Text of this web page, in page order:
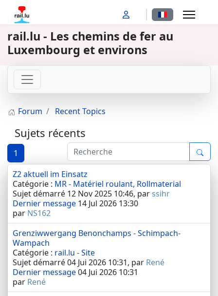
Sélectionnez
rail.lu - Les chemins de fer au
Luxembourg et environs
Forum Recent Topics
Sujets récents
1
Z2 aktuell im Einsatz
Catégorie : MR - Matériel roulant, Rollmaterial
Sujet démarré 12 Nov 2025 10:46, parssihr
Dernier message 14 Jul 2026 13:30
par NS162
Grenziwwergang Benonchamps - Schimpach-
Wampach
Catégorie : rail.lu - Site
Sujet démarré 04 Jui 2026 10:31, par René
Dernier message04 Jui 2026 10:31
par René